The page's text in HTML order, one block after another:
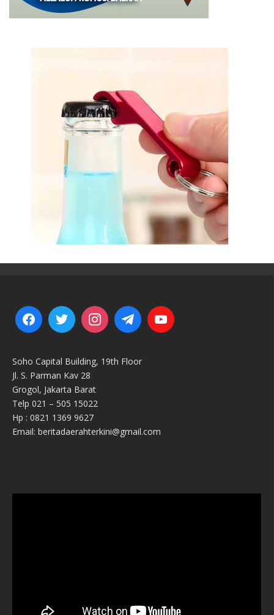
Soho Capital Building, 19th Floor
Jl. S. Parman Kav 28
Grogol, Jakarta Barat
Telp 021 – 505 15022
Hp : 0821 1369 9627
Email: beritadaerahterkini@gmail.com